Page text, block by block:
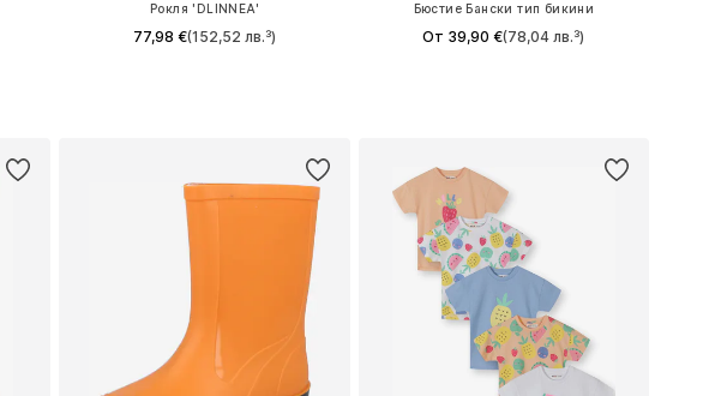
Рокля 'DLINNEA'
77,98 €(152,52 лв.³)
Бюстие Бански тип бикини
От 39,90 €(78,04 лв.³)